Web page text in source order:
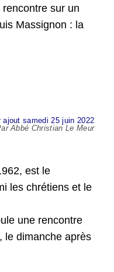
sur un
Massignon : la
samedi 25 juin 2022
Par Abbé Christian Le Meur
est le
les chrétiens et le
une rencontre
le dimanche après